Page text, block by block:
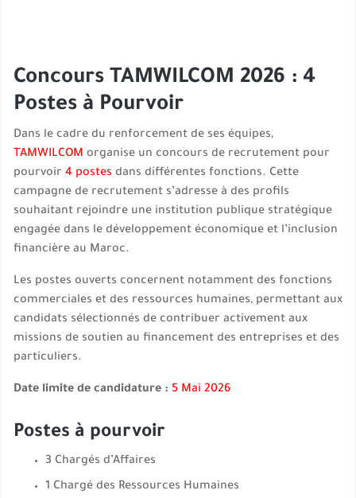
Concours TAMWILCOM 2026 : 4
Postes à Pourvoir
Dans le cadre du renforcement de ses équipes,
TAMWILCOM organise un concours de recrutement pour
pourvoir 4 postes dans différentes fonctions. Cette
campagne de recrutement s’adresse à des profils
souhaitant rejoindre une institution publique stratégique
engagée dans le développement économique et l’inclusion
financière au Maroc.
Les postes ouverts concernent notamment des fonctions
commerciales et des ressources humaines, permettant aux
candidats sélectionnés de contribuer activement aux
missions de soutien au financement des entreprises et des
particuliers.
Date limite de candidature : 5 Mai 2026
Postes à pourvoir
3 Chargés d’Affaires
1 Chargé des Ressources Humaines